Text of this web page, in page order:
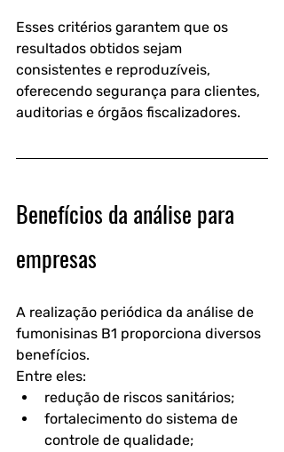
Esses critérios garantem que os
resultados obtidos sejam
consistentes e reproduzíveis,
oferecendo segurança para clientes,
auditorias e órgãos fiscalizadores.
Benefícios da análise para
empresas
A realização periódica da análise de
fumonisinas B1 proporciona diversos
benefícios.
Entre eles:
redução de riscos sanitários;
fortalecimento do sistema de
controle de qualidade;